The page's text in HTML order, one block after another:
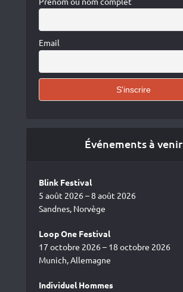
Email
Événements à venir
Blink Festival
5 août 2026 – 8 août 2026
Sandnes, Norvège
Loop One Festival
17 octobre 2026 – 18 octobre 2026
Munich, Allemagne
Individuel Hommes